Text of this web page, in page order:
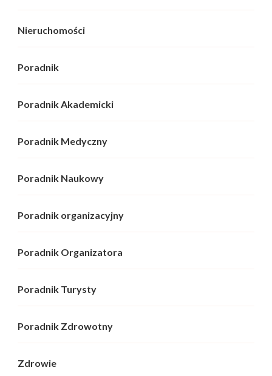
Nieruchomości
Poradnik
Poradnik Akademicki
Poradnik Medyczny
Poradnik Naukowy
Poradnik organizacyjny
Poradnik Organizatora
Poradnik Turysty
Poradnik Zdrowotny
Zdrowie